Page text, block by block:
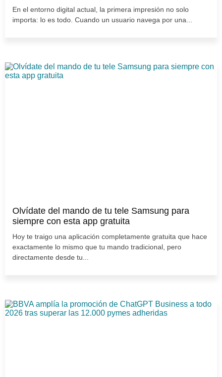
En el entorno digital actual, la primera impresión no solo
importa: lo es todo. Cuando un usuario navega por una...
Olvídate del mando de tu tele Samsung para
siempre con esta app gratuita
Hoy te traigo una aplicación completamente gratuita que hace
exactamente lo mismo que tu mando tradicional, pero
directamente desde tu...